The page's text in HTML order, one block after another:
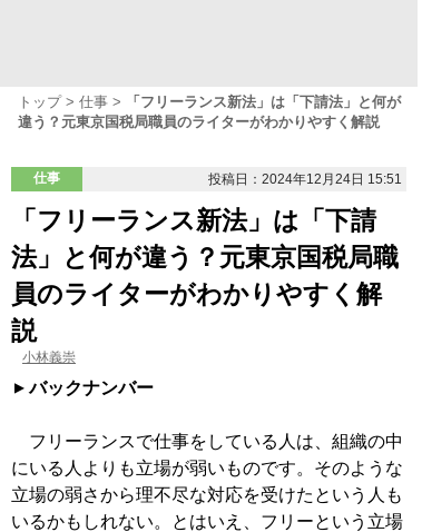
トップ 仕事
「フリーランス新法」は「下請法」と何が
違う？元東京国税局職員のライターがわかりやすく解説
仕事 投稿日：2024年12月24日 15:51
「フリーランス新法」は「下請
法」と何が違う？元東京国税局職
員のライターがわかりやすく解
説
小林義崇
バックナンバー
フリーランスで仕事をしている人は、組織の中
にいる人よりも立場が弱いものです。そのような
立場の弱さから理不尽な対応を受けたという人も
いるかもしれない。とはいえ、フリーという立場